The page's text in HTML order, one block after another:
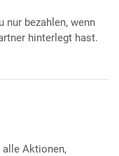
nur bezahlen, wenn
hinterlegt hast.
alle Aktionen,